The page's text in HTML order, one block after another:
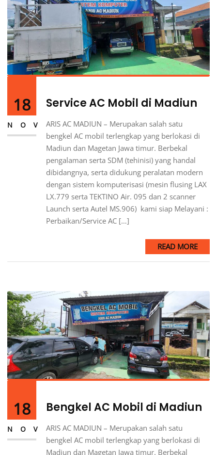
Service AC Mobil di Madiun
ARIS AC MADIUN – Merupakan salah satu
bengkel AC mobil terlengkap yang berlokasi di
Madiun dan Magetan Jawa timur. Berbekal
pengalaman serta SDM (tehinisi) yang handal
dibidangnya, serta didukung peralatan modern
dengan sistem komputerisasi (mesin flusing LAX
LX.779 serta TEKTINO Air. 095 dan 2 scanner
Launch serta Autel MS.906) kami siap Melayani :
Perbaikan/Service AC […]
18
NOV
READ MORE
Bengkel AC Mobil di Madiun
ARIS AC MADIUN – Merupakan salah satu
bengkel AC mobil terlengkap yang berlokasi di
Madiun dan Magetan Jawa timur. Berbekal
18
NOV